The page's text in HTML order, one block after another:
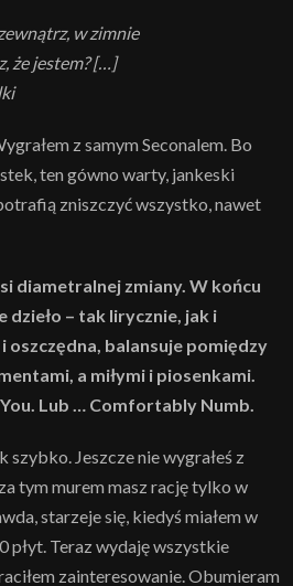
w zimnie
że jestem? […]
z samym Seconalem. Bo
ten gówno warty, jankeski
zniszczyć wszystko, nawet
diametralnej zmiany. W końcu
dzieło – tak lirycznie, jak i
oszczędna, balansuje pomiędzy
a miłymi i piosenkami.
Lub … Comfortably Numb.
szybko. Jeszcze nie wygrałeś z
tym murem masz rację tylko w
starzeje się, kiedyś miałem w
płyt. Teraz wydaję wszystkie
zainteresowanie. Obumieram